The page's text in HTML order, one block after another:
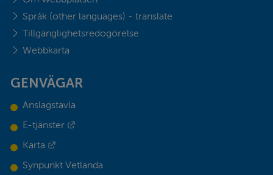
Språk (other languages) - translate
Tillgänglighetsredogörelse
Webbkarta
GENVÄGAR
Anslagstavla
E-tjänster
Karta
Synpunkt Vetlanda